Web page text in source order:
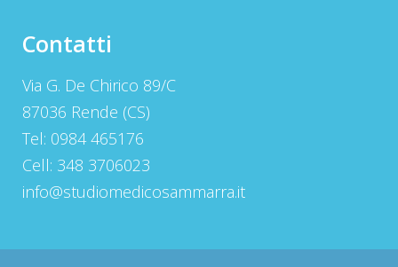
Contatti
Via G. De Chirico 89/C
87036 Rende (CS)
Tel: 0984 465176
Cell: 348 3706023
info@studiomedicosammarra.it